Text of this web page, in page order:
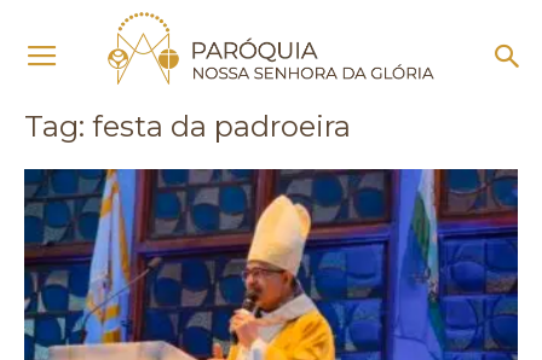
Festa da padroeira
Tag: festa da padroeira